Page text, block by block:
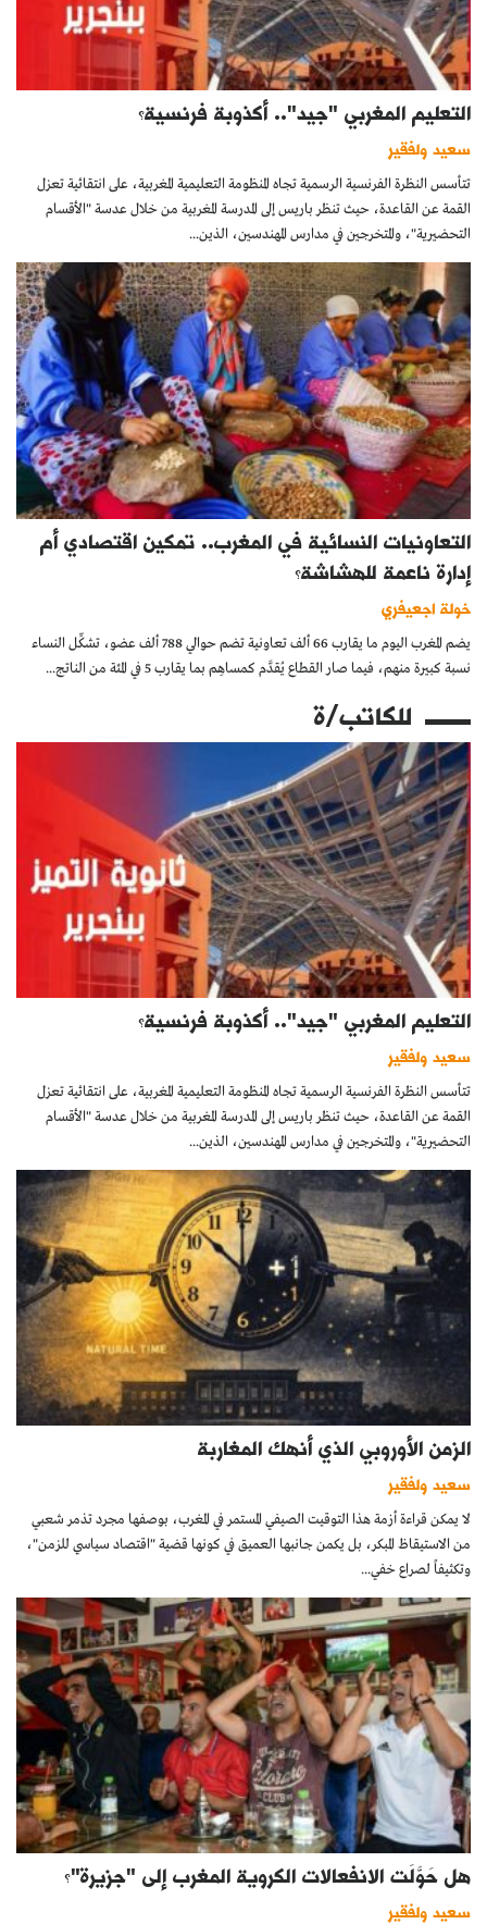
التعليم المغربي "جيد".. أكذوبة فرنسية؟
سعيد ولفقير
تتأسس النظرة الفرنسية الرسمية تجاه المنظومة التعليمية المغربية، على انتقائية تعزل
القمة عن القاعدة، حيث تنظر باريس إلى المدرسة المغربية من خلال عدسة "الأقسام
التحضيرية"، والمتخرجين في مدارس المهندسين، الذين...
التعاونيات النسائية في المغرب.. تمكين اقتصادي أم
إدارة ناعمة للهشاشة؟
خولة اجعيفري
يضم المغرب اليوم ما يقارب 66 ألف تعاونية تضم حوالي 788 ألف عضو، تشكِّل النساء
نسبة كبيرة منهم، فيما صار القطاع يُقدَّم كمساهِم بما يقارب 5 في المئة من الناتج...
للكاتب/ة
التعليم المغربي "جيد".. أكذوبة فرنسية؟
سعيد ولفقير
تتأسس النظرة الفرنسية الرسمية تجاه المنظومة التعليمية المغربية، على انتقائية تعزل
القمة عن القاعدة، حيث تنظر باريس إلى المدرسة المغربية من خلال عدسة "الأقسام
التحضيرية"، والمتخرجين في مدارس المهندسين، الذين...
الزمن الأوروبي الذي أنهك المغاربة
سعيد ولفقير
لا يمكن قراءة أزمة هذا التوقيت الصيفي المستمر في المغرب، بوصفها مجرد تذمر شعبي
من الاستيقاظ المبكر، بل يكمن جانبها العميق في كونها قضية "اقتصاد سياسي للزمن"،
وتكثيفاً لصراع خفي...
هل حَوَّلَت الانفعالات الكروية المغرب إلى "جزيرة"؟
سعيد ولفقير